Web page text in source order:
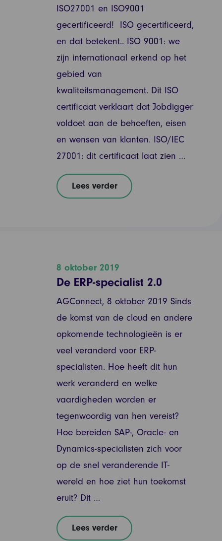
ISO27001 en ISO9001
gecertificeerd! ISO gecertificeerd,
en dat betekent.. ISO 9001: we
zijn internationaal erkend op het
gebied van
kwaliteitsmanagement. Dit ISO
certificaat verklaart dat Jobdigger
voldoet aan de behoeften, eisen
en wensen van klanten. ISO/IEC
27001: dit certificaat laat zien …
Lees verder
8 oktober 2019
De ERP-specialist 2.0
AGConnect, 8 oktober 2019 Sinds
de komst van de cloud en andere
opkomende technologieën is er
veel veranderd voor ERP-
specialisten. Hoe heeft dit hun
werk veranderd en welke
vaardigheden worden er
tegenwoordig van hen vereist?
Hoe bereiden SAP-, Oracle- en
Dynamics-specialisten zich voor
op de snel veranderende IT-
wereld en hoe ziet hun toekomst
eruit? Dit …
Lees verder